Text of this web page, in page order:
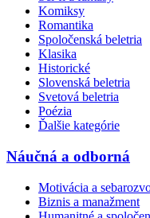
Komiksy
Romantika
Spoločenská beletria
Klasika
Historické
Slovenská beletria
Svetová beletria
Poézia
Ďalšie kategórie
Náučná a odborná
Motivácia a
Biznis a manažment